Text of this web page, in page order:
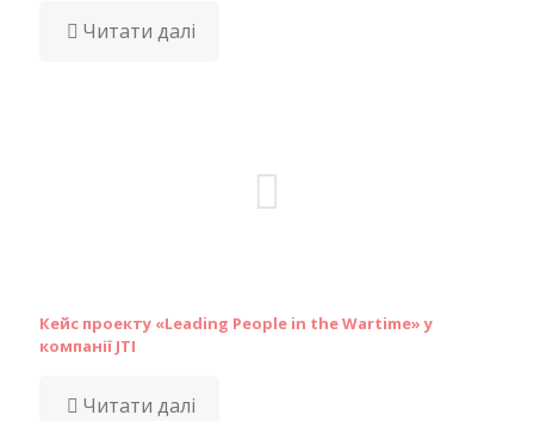
Читати далі
Кейс проекту «Leading People in the Wartime» у
компанії JTI
Читати далі